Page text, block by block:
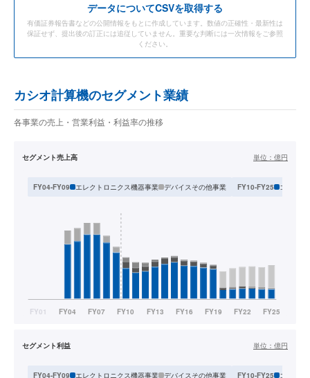
データについてCSVを取得する
有価証券報告書などの公開情報をもとに作成しています。数値の正確性・最新性は
保証せず、提出後の訂正には追従していません。重要な判断には一次情報をご参照
ください。
カシオ計算機のセグメント業績
各事業の売上・営業利益・利益率の推移
セグメント売上高 単位： 億円
FY04-FY09 エレクトロニクス機器事業 デバイスその他事業 FY10-FY25 コンシュ
セグメント利益 単位： 億円
FY04-FY09 エレクトロニクス機器事業 デバイスその他事業 FY10-FY25 コンシュ